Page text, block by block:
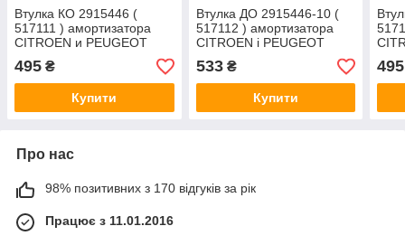
Втулка КО 2915446 (
517111 ) амортизатора
CITROEN и PEUGEOT
задней подвески
495 ₴
Купити
Втулка ДО 2915446-10 (
517112 ) амортизатора
CITROEN і PEUGEOT
задньої підвіски
533₴
Купити
495
Про нас
98% позитивних з 170 відгуків за рік
Працює з 11.01.2016